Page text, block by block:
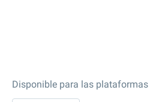
Disponible para las plataformas